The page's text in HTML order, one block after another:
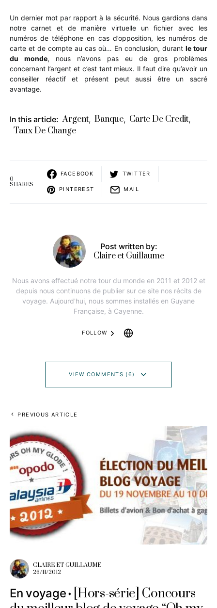
Un dernier mot par rapport à la sécurité. Nous gardions dans
notre carnet et de manière virtuelle un fichier avec les
numéros de téléphone en cas d’opposition, les numéros de
carte et de compte au cas où… En conclusion, durant le tour
du monde, nous n’avons pas eu de gros problèmes
concernant l’argent et c’est tant mieux. Il faut dire qu’avoir un
conseiller réactif et présent peut aussi être un sacré
avantage.
In this article: Argent, Banque, Carte De Credit,
Taux De Change
0
SHARES
FACEBOOK TWITTER
PINTEREST MAIL
Post written by:
Claire et Guillaume
Nous avons effectué notre tour du monde en 2011 et 2012 et
depuis nous continuons de publier sur ce site nos récits de
voyage. Aujourd'hui, nous sommes installés en Guyane
Française, à Cayenne.
FOLLOW
VIEW COMMENTS (6)
PREVIOUS ARTICLE
CLAIRE ET GUILLAUME
26/11/2012
En voyage
[Hors-série] Concours